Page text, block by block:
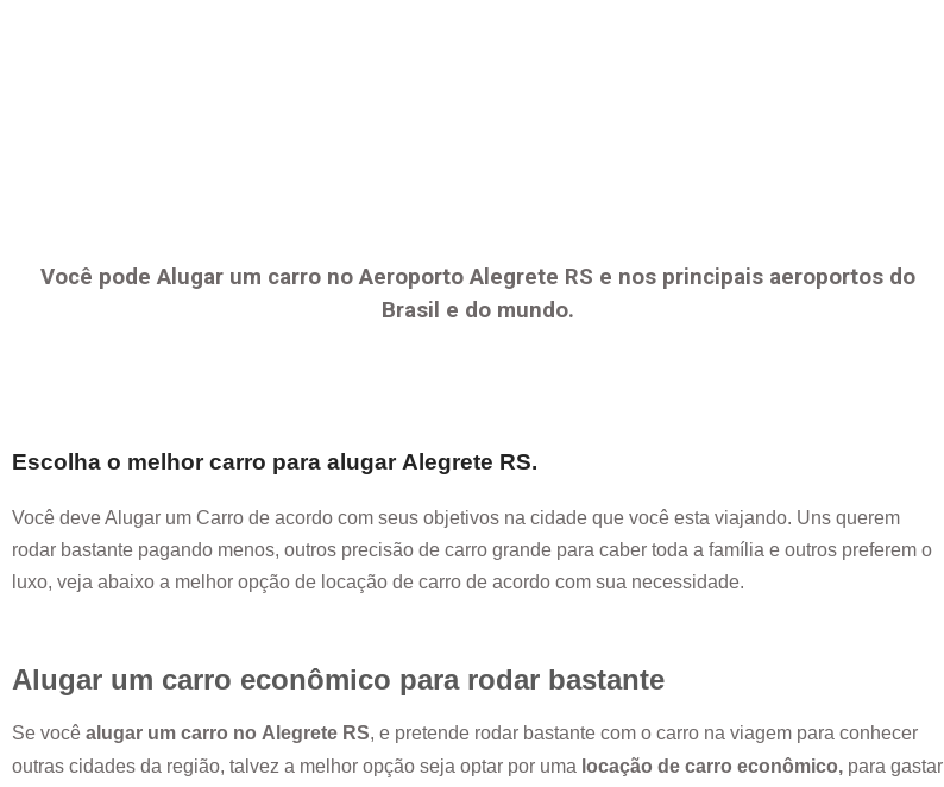
Você pode Alugar um carro no Aeroporto Alegrete RS e nos principais aeroportos do
Brasil e do mundo.
Escolha o melhor carro para alugar Alegrete RS.
Você deve Alugar um Carro de acordo com seus objetivos na cidade que você esta viajando. Uns querem
rodar bastante pagando menos, outros precisão de carro grande para caber toda a família e outros preferem o
luxo, veja abaixo a melhor opção de locação de carro de acordo com sua necessidade.
Alugar um carro econômico para rodar bastante
Se você alugar um carro no Alegrete RS, e pretende rodar bastante com o carro na viagem para conhecer
outras cidades da região, talvez a melhor opção seja optar por uma locação de carro econômico, para gastar